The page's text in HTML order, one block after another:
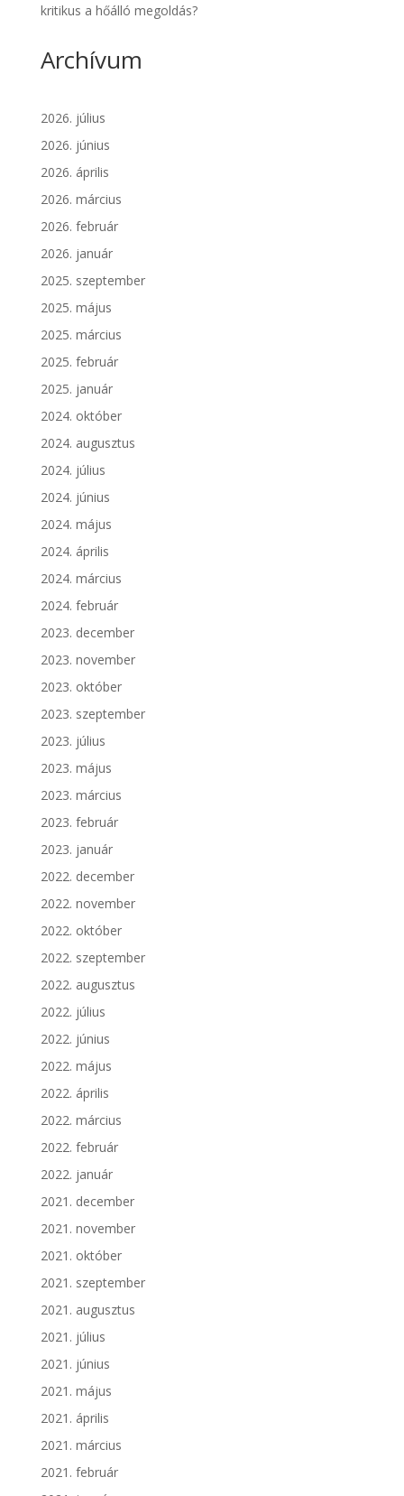
kritikus a hőálló megoldás?
Archívum
2026. július
2026. június
2026. április
2026. március
2026. február
2026. január
2025. szeptember
2025. május
2025. március
2025. február
2025. január
2024. október
2024. augusztus
2024. július
2024. június
2024. május
2024. április
2024. március
2024. február
2023. december
2023. november
2023. október
2023. szeptember
2023. július
2023. május
2023. március
2023. február
2023. január
2022. december
2022. november
2022. október
2022. szeptember
2022. augusztus
2022. július
2022. június
2022. május
2022. április
2022. március
2022. február
2022. január
2021. december
2021. november
2021. október
2021. szeptember
2021. augusztus
2021. július
2021. június
2021. május
2021. április
2021. március
2021. február